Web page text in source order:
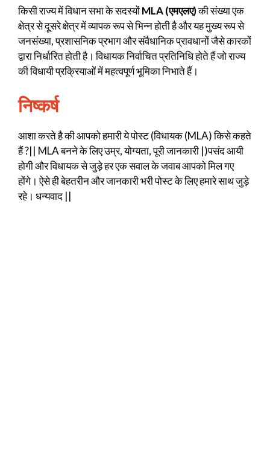
किसी राज्य में विधान सभा के सदस्योंMLA (एमएलए)की संख्या एक
क्षेत्र से दूसरे क्षेत्र में व्यापक रूप से भिन्न होती है और यह मुख्य रूप से
जनसंख्या, प्रशासनिक प्रभाग और संवैधानिक प्रावधानों जैसे कारकों
द्वारा निर्धारित होती है। विधायक निर्वाचित प्रतिनिधि होते हैं जो राज्य
की विधायी प्रक्रियाओं में महत्वपूर्ण भूमिका निभाते हैं।
निष्कर्ष
आशा करते है की आपको हमारी ये पोस्ट (विधायक (MLA) किसे कहते
हैं ?|| MLA बनने के लिए उम्र, योग्यता, पूरी जानकारी |)पसंद आयी
होगी और विधायक से जुड़े हर एक सवाल के जवाब आपको मिल गए
होंगे। ऐसे ही बेहतरीन और जानकारी भरी पोस्ट के लिए हमारे साथ जुड़े
रहे। धन्यवाद ||